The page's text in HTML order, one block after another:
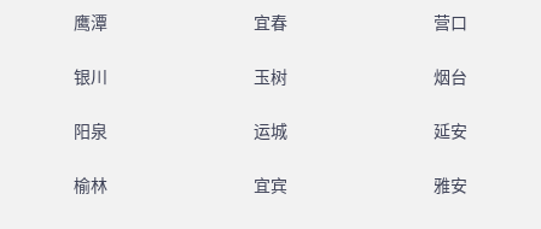
鹰潭 宜春 营口
银川 玉树 烟台
阳泉 运城 延安
榆林 宜宾 雅安